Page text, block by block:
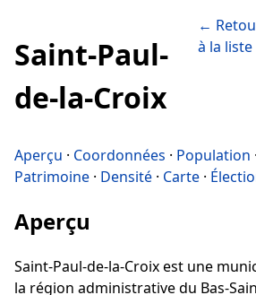
Saint-Paul-
de-la-Croix
←
à la liste
Aperçu · Coordonnées · Population ·
Patrimoine · Densité · Carte ·
Aperçu
Saint-Paul-de-la-Croix est une
la région administrative du Bas-